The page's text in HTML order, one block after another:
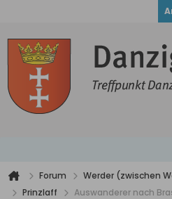
Forum
Werder (zwischen
Prinzlaff
Auswanderer nach